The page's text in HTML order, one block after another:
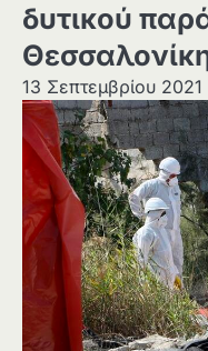
δυτικού
13 Σεπτεμβρίου 2021